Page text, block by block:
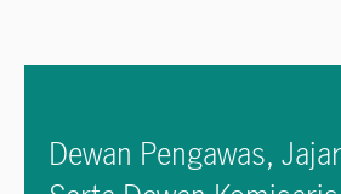
Dewan Pengawas,